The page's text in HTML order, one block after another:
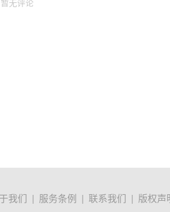
暂无评论
我们 | 服务条例 | 联系我们 | 版权声